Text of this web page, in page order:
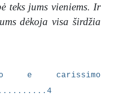
teks jums vieniems. Ir
dėkoja visa širdžia
e carissimo